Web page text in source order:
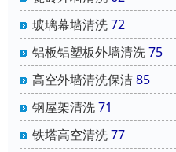
玻璃幕墙清洗72
铝板铝塑板外墙清洗75
高空外墙清洗保洁85
钢屋架清洗71
铁塔高空清洗77